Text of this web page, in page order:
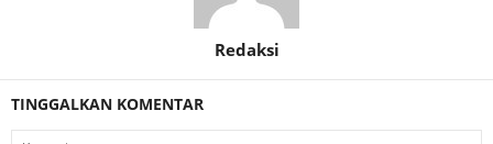
Redaksi
TINGGALKAN KOMENTAR